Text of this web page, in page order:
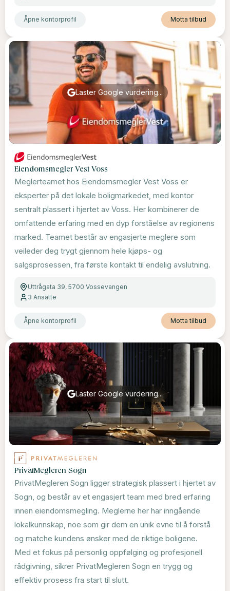
Åpne kontorprofil Motta tilbud
Laster Google vurdering...
Eiendomsmegler Vest Voss
Meglerteamet hos Eiendomsmegler Vest Voss er
eksperter på det lokale boligmarkedet, med kontor
sentralt plassert i hjertet av Voss. Her kombinerer de
omfattende erfaring med en dyp forståelse av regionens
marked. Teamet består av engasjerte meglere som
veileder deg trygt gjennom hele kjøps- og
salgsprosessen, fra første kontakt til endelig avslutning.
Uttrågata 39, 5700 Vossevangen
3 Ansatte
Åpne kontorprofil Motta tilbud
Laster Google vurdering...
PrivatMegleren Sogn
PrivatMegleren Sogn ligger strategisk plassert i hjertet av
Sogn, og består av et engasjert team med bred erfaring
innen eiendomsmegling. Meglerne her har inngående
lokalkunnskap, noe som gir dem en unik evne til å forstå
og matche kundens ønsker med de riktige boligene.
Med et fokus på personlig oppfølging og profesjonell
rådgivning, sikrer PrivatMegleren Sogn en trygg og
effektiv prosess fra start til slutt.